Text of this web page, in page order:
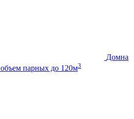
Домна
объем парных до 120м3